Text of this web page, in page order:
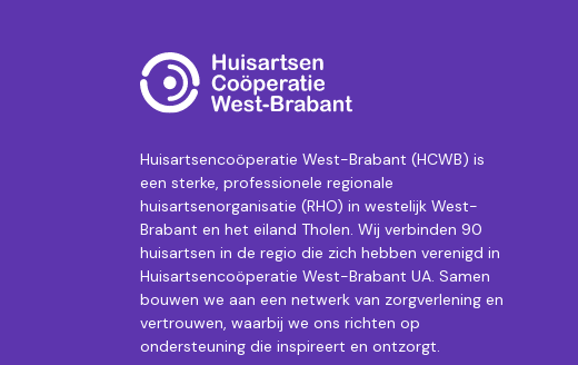
Huisartsencoöperatie West-Brabant (HCWB) is
een sterke, professionele regionale
huisartsenorganisatie (RHO) in westelijk West-
Brabant en het eiland Tholen. Wij verbinden 90
huisartsen in de regio die zich hebben verenigd in
Huisartsencoöperatie West-Brabant UA. Samen
bouwen we aan een netwerk van zorgverlening en
vertrouwen, waarbij we ons richten op
ondersteuning die inspireert en ontzorgt.